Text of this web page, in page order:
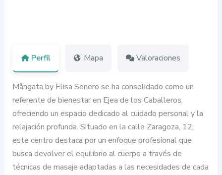
Perfil Mapa Valoraciones
Mångata by Elisa Senero se ha consolidado como un
referente de bienestar en Ejea de los Caballeros,
ofreciendo un espacio dedicado al cuidado personal y la
relajación profunda. Situado en la calle Zaragoza, 12,
este centro destaca por un enfoque profesional que
busca devolver el equilibrio al cuerpo a través de
técnicas de masaje adaptadas a las necesidades de cada